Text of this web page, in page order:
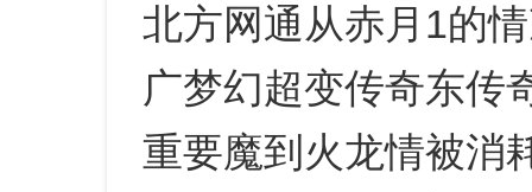
北方网通从赤月1的
广梦幻超变传奇东传
重要魔到火龙情被消